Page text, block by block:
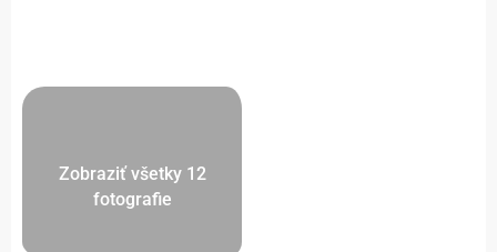
Zobraziť všetky 12
fotografie